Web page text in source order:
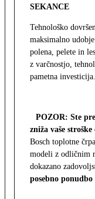
SEKANCE
Tehnološko
maksimalno
polena, pelete in
z varčnostjo,
pametna
POZOR: Ste
zniža vaše
Bosch toplotne
modeli z odličnim
dokazano
posebno ponudbo